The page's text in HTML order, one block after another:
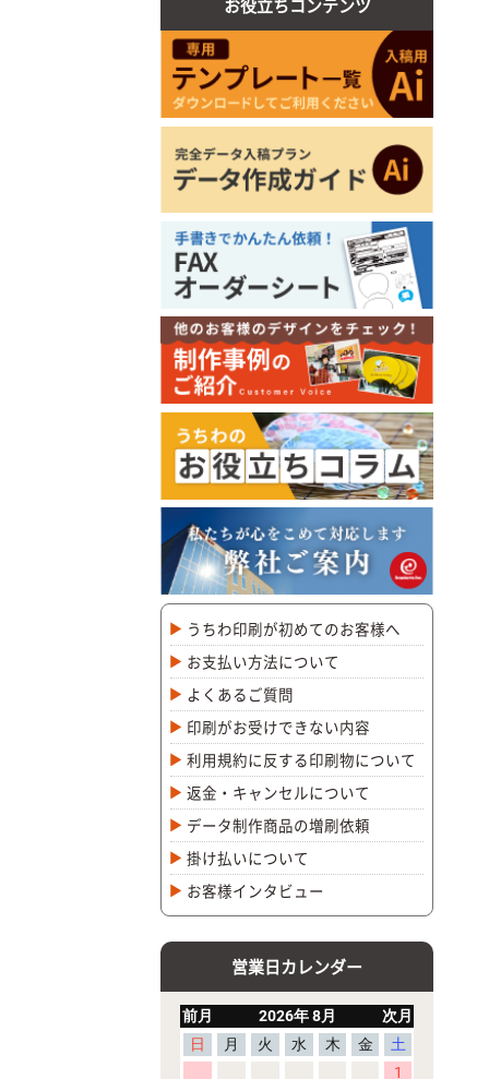
お役立ちコンテンツ
うちわ印刷が初めてのお客様へ
お支払い方法について
よくあるご質問
印刷がお受けできない内容
利用規約に反する印刷物について
返金・キャンセルについて
データ制作商品の増刷依頼
掛け払いについて
お客様インタビュー
営業日カレンダー